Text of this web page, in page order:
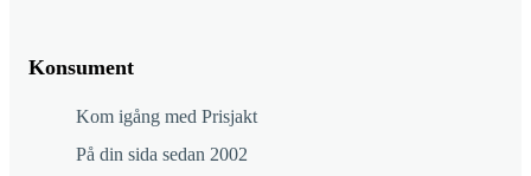
Konsument
Kom igång med Prisjakt
På din sida sedan 2002